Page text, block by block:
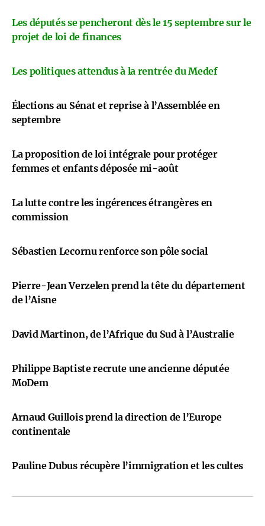
Les députés se pencheront dès le 15 septembre sur le
projet de loi de finances
Les politiques attendus à la rentrée du Medef
Élections au Sénat et reprise à l’Assemblée en
septembre
La proposition de loi intégrale pour protéger
femmes et enfants déposée mi-août
La lutte contre les ingérences étrangères en
commission
Sébastien Lecornu renforce son pôle social
Pierre-Jean Verzelen prend la tête du département
de l’Aisne
David Martinon, de l’Afrique du Sud à l’Australie
Philippe Baptiste recrute une ancienne députée
MoDem
Arnaud Guillois prend la direction de l’Europe
continentale
Pauline Dubus récupère l’immigration et les cultes